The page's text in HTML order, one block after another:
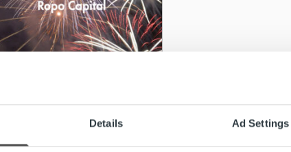
Details Ad Settings
asiakaspalvelun
poikkeusaukioloajat